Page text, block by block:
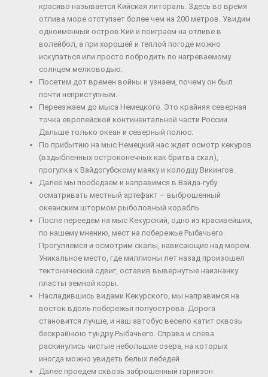
красиво называется Кийская литораль. Здесь во время
отлива море отступает более чем на 200 метров. Увидим
одноименный остров Кий и поиграем на отливе в
волейбол, а при хорошей и теплой погоде можно
искупаться или просто побродить по нагреваемому
солнцем мелководью.
Посетим дот времен войны и узнаем, почему он был
почти неприступным.
Переезжаем до мыса Немецкого. Это крайняя северная
точка европейской континентальной части России.
Дальше только океан и северный полюс.
По прибытию на мыс Немецкий нас ждет осмотр кекуров
(вздыбленных остроконечных как бритва скал),
прогулка к Вайдогубскому маяку и колодцу Викингов.
Далее мы пообедаем и направимся в Вайда-губу
осматривать местный артефакт – выброшенный
океанским штормом рыболовный корабль.
После переедем на мыс Кекурский, одно из красивейших,
по нашему мнению, мест на побережье Рыбачьего.
Прогуляемся и осмотрим скалы, нависающие над морем.
Уникальное место, где миллионы лет назад произошел
тектонический сдвиг, оставив вывернутые наизнанку
пласты земной коры.
Насладившись видами Кекурского, мы направимся на
восток вдоль побережья полуострова. Дорога
становится лучше, и наш автобус весело катит сквозь
бескрайнюю тундру Рыбачьего. Справа и слева
раскинулись чистые небольшие озера, на которых
иногда можно увидеть белых лебедей.
Далее проедем сквозь заброшенный гарнизон